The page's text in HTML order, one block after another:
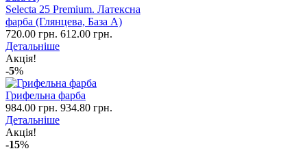
Selecta 25 Premium. Латексна
фарба (Глянцева, База А)
720.00 грн. 612.00 грн.
Детальніше
Акція!
-5%
Грифельна фарба
984.00 грн. 934.80 грн.
Детальніше
Акція!
-15%